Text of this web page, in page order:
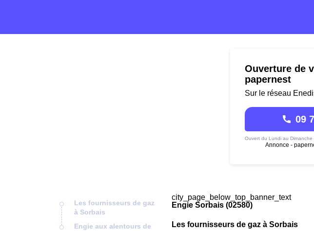
Ouverture de
papernest
Sur le réseau
09
Ouvert du Lundi au
Annonce -
Les fournisseurs de gaz
à Sorbais
Engie aux alentours de
city_page_below_top_banner_text
Engie Sorbais (02580)
Les fournisseurs de gaz à Sorbais